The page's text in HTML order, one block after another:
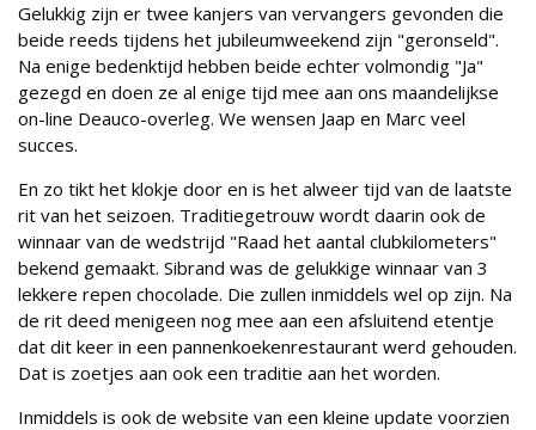
Gelukkig zijn er twee kanjers van vervangers gevonden die
beide reeds tijdens het jubileumweekend zijn "geronseld".
Na enige bedenktijd hebben beide echter volmondig "Ja"
gezegd en doen ze al enige tijd mee aan ons maandelijkse
on-line Deauco-overleg. We wensen Jaap en Marc veel
succes.
En zo tikt het klokje door en is het alweer tijd van de laatste
rit van het seizoen. Traditiegetrouw wordt daarin ook de
winnaar van de wedstrijd "Raad het aantal clubkilometers"
bekend gemaakt. Sibrand was de gelukkige winnaar van 3
lekkere repen chocolade. Die zullen inmiddels wel op zijn. Na
de rit deed menigeen nog mee aan een afsluitend etentje
dat dit keer in een pannenkoekenrestaurant werd gehouden.
Dat is zoetjes aan ook een traditie aan het worden.
Inmiddels is ook de website van een kleine update voorzien